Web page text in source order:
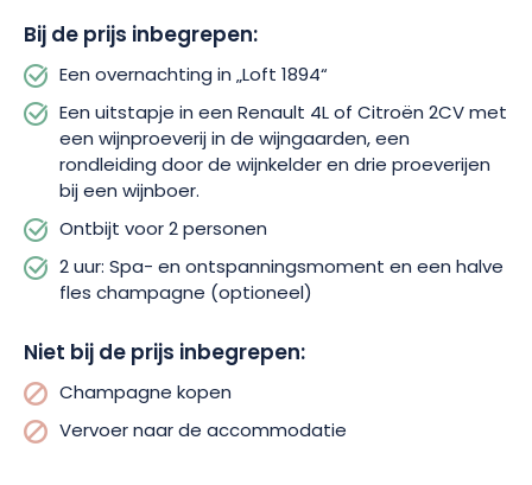
Om uw verblijf compleet te maken, kunt u kiezen voor een
moment van ontspanning in de spa, gevestigd in een
gewelfde kelder in de Champagne. Geniet gedurende 2 uur
van een privé-wellnessruimte, vergezeld van een halve fles
Champagne. Een ideale ervaring om samen een bijzonder
moment te beleven en de Champagne in al haar facetten te
ontdekken.
Bij de prijs inbegrepen:
Een overnachting in „Loft 1894“
Een uitstapje in een Renault 4L of Citroën 2CV met
een wijnproeverij in de wijngaarden, een
rondleiding door de wijnkelder en drie proeverijen
bij een wijnboer.
Ontbijt voor 2 personen
2 uur: Spa- en ontspanningsmoment en een halve
fles champagne (optioneel)
Niet bij de prijs inbegrepen:
Champagne kopen
Vervoer naar de accommodatie